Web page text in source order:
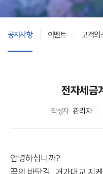
공지사항 이벤트 고객의
전자세금
작성자 관리자
안녕하십니까?